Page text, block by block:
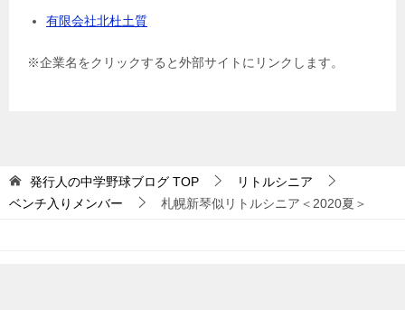
有限会社北杜土質
※企業名をクリックすると外部サイトにリンクします。
発行人の中学野球ブログ TOP
リトルシニア
ベンチ入りメンバー
札幌新琴似リトルシニア＜2020夏＞